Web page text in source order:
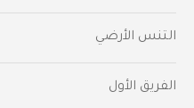
التنس الأرضي
الفريق الأول